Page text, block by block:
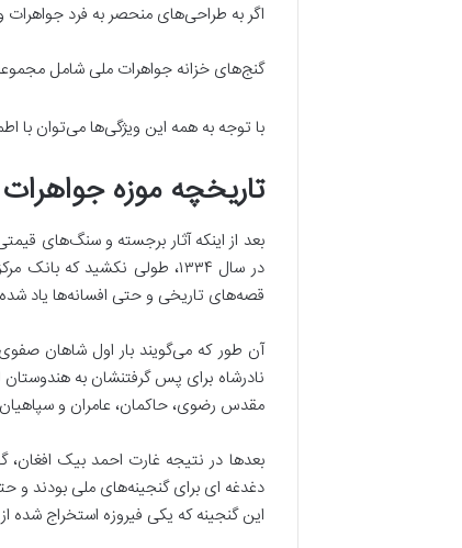
اگر به طراحی‌های منحصر به فرد جواهرات
گنج‌های خزانه جواهرات ملی شامل
با توجه به همه این ویژگی‌ها می‌توان با
تاریخچه موزه
قصه‌های تاریخی و حتی افسانه‌ها یاد
آن طور که می‌گویند بار اول شاهان صفوی
نادرشاه برای پس گرفتنشان به
مقدس رضوی، حاکمان، عامران و
بعدها در نتیجه غارت احمد بیک
این گنجینه که یکی فیروزه استخراج شده